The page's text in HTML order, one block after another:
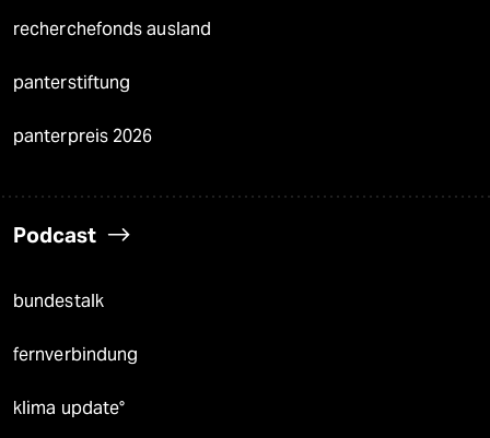
recherchefonds ausland
panterstiftung
panterpreis 2026
Podcast
bundestalk
fernverbindung
klima update°